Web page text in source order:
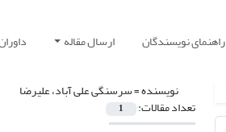
راهنمای نویسندگان ارسال مقاله
نویسنده =سرسنگی علی آباد، علیرضا
تعداد مقالات: 1